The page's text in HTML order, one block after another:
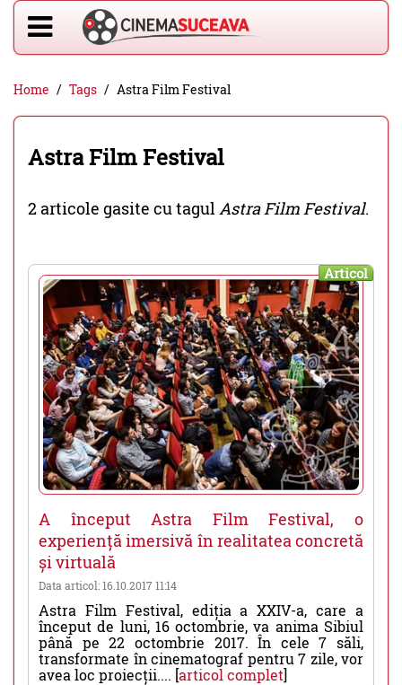
Home Tags Astra Film Festival
Astra Film Festival
2 articole gasite cu tagulAstra Film Festival.
Articol
A început Astra Film Festival, o
experiență imersivă în realitatea concretă
și virtuală
Data articol: 16.10.2017 11:14
Astra Film Festival, ediția a XXIV-a, care a
început de luni, 16 octombrie, va anima Sibiul
până pe 22 octombrie 2017. În cele 7 săli,
transformate în cinematograf pentru 7 zile, vor
avea loc proiecții.... [articol complet]